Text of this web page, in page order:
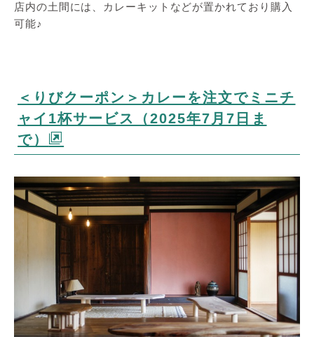
店内の土間には、カレーキットなどが置かれており購入
可能♪
＜りびクーポン＞カレーを注文でミニチ
ャイ1杯サービス（2025年7月7日ま
で）